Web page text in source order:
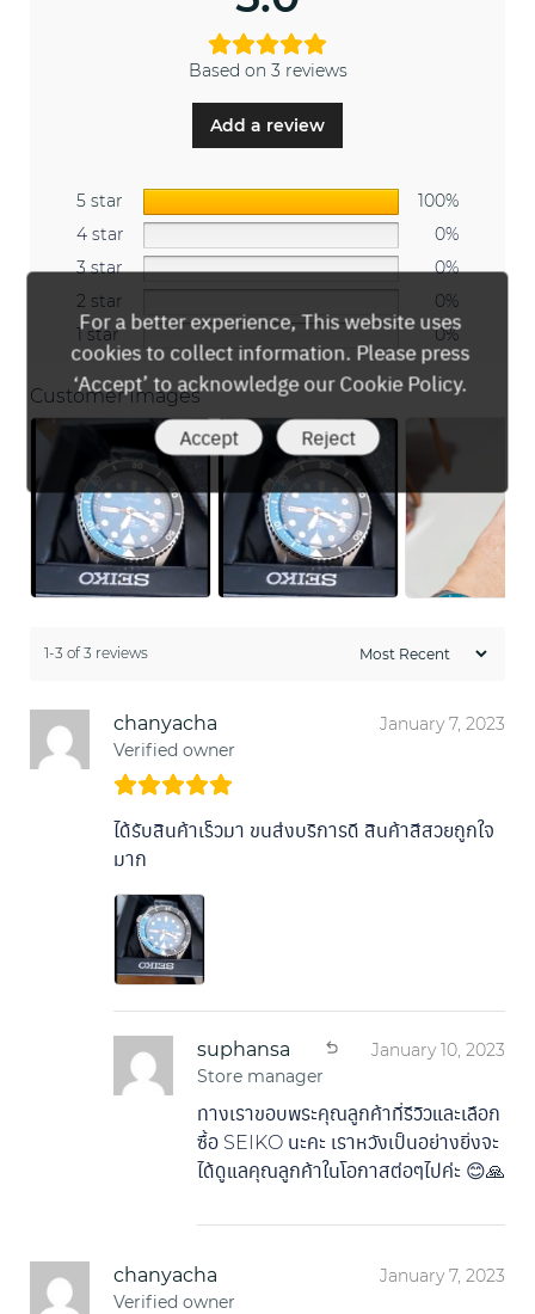
Based on 3 reviews
Add a review
5 star
100%
4 star
0%
3 star
0%
2 star
0%
1 star
0%
Customer Images
1-3 of 3 reviews
chanyacha
Verified owner
January 7, 2023
ได้รับสินค้าเร็วมา ขนส่งบริการดี สินค้าสีสวยถูกใจ
มาก
suphansa
Store manager
January 10, 2023
ทางเราขอบพระคุณลูกค้าที่รีวิวและเลือก
ซื้อ SEIKO นะคะ เราหวังเป็นอย่างยิ่งจะ
ได้ดูแลคุณลูกค้าในโอกาสต่อๆไปค่ะ 😊🙏
chanyacha
Verified owner
January 7, 2023
For a better experience, This website uses
cookies to collect information. Please press
‘Accept’ to acknowledge our Cookie Policy.
Accept Reject